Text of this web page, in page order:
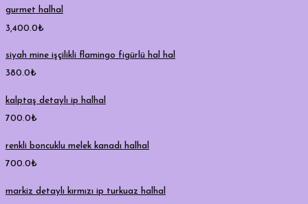
gurmet halhal
3,400.0₺
siyah mine işçilikli flamingo figürlü hal hal
380.0₺
kalptaş detaylı ip halhal
700.0₺
renkli boncuklu melek kanadı halhal
700.0₺
markiz detaylı kırmızı ip turkuaz halhal